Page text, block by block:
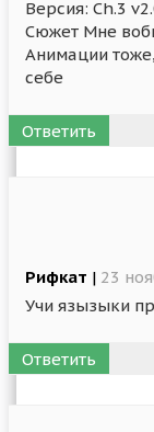
Версия: Ch.3
Сюжет Мне
Анимации
себе
Ответить
Рифкат | 23
Учи язызыки
Ответить